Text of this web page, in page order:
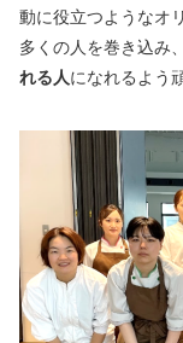
動に役立つようなオ
多くの人を巻き込み
れる人になれるよう